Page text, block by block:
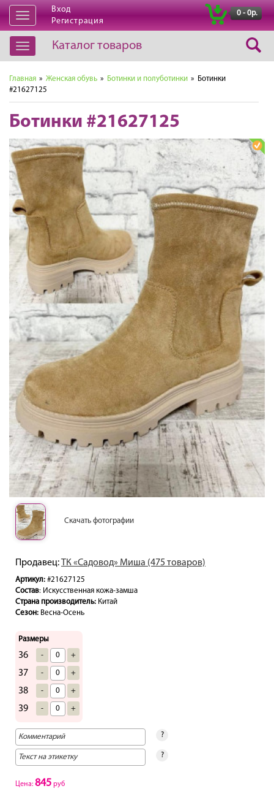
Открыть
навигацию
Вход
Регистрация
0 - 0р.
Открыть
навигацию
Каталог товаров
Главная » Женская обувь » Ботинки и полуботинки » Ботинки
#21627125
Ботинки #21627125
Скачать фотографии
Продавец:ТК «Садовод» Миша (475 товаров)
Артикул: #21627125
Состав: Искусственная кожа-замша
Страна производитель: Китай
Сезон: Весна-Осень
Размеры
36 - +
37 - +
38 - +
39 - +
?
?
Цена: 845 руб